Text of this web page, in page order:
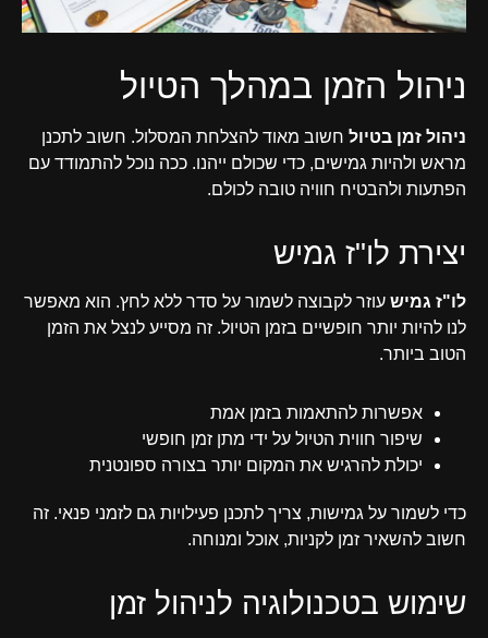
ניהול הזמן במהלך הטיול
ניהול זמן בטיול חשוב מאוד להצלחת המסלול. חשוב לתכנן
מראש ולהיות גמישים, כדי שכולם ייהנו. ככה נוכל להתמודד עם
הפתעות ולהבטיח חוויה טובה לכולם.
יצירת לו"ז גמיש
לו"ז גמיש עוזר לקבוצה לשמור על סדר ללא לחץ. הוא מאפשר
לנו להיות יותר חופשיים בזמן הטיול. זה מסייע לנצל את הזמן
הטוב ביותר.
אפשרות להתאמות בזמן אמת
שיפור חווית הטיול על ידי מתן זמן חופשי
יכולת להרגיש את המקום יותר בצורה ספונטנית
כדי לשמור על גמישות, צריך לתכנן פעילויות גם לזמני פנאי. זה
חשוב להשאיר זמן לקניות, אוכל ומנוחה.
שימוש בטכנולוגיה לניהול זמן